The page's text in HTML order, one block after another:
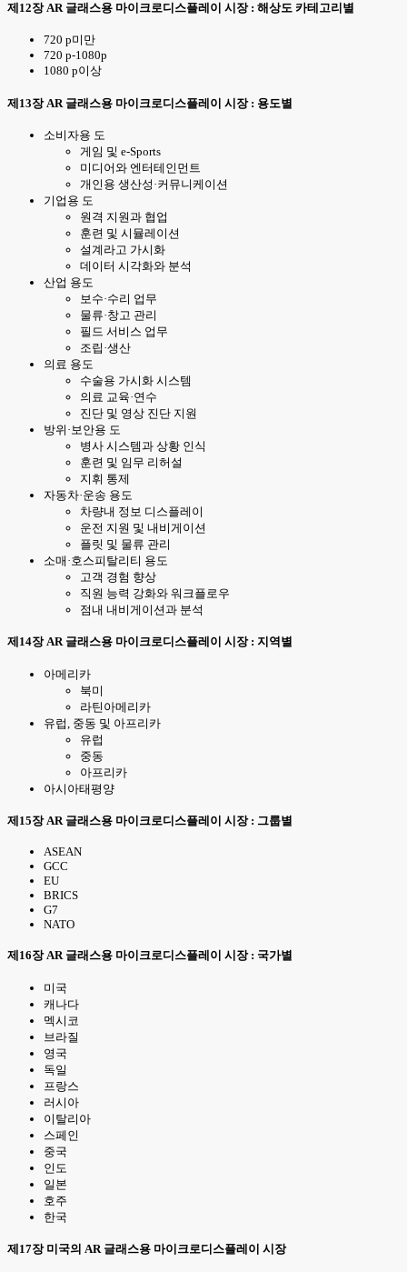
제12장 AR 글래스용 마이크로디스플레이 시장 : 해상도 카테고리별
720 p미만
720 p-1080p
1080 p이상
제13장 AR 글래스용 마이크로디스플레이 시장 : 용도별
소비자용 도
게임 및 e-Sports
미디어와 엔터테인먼트
개인용 생산성·커뮤니케이션
기업용 도
원격 지원과 협업
훈련 및 시뮬레이션
설계라고 가시화
데이터 시각화와 분석
산업 용도
보수·수리 업무
물류·창고 관리
필드 서비스 업무
조립·생산
의료 용도
수술용 가시화 시스템
의료 교육·연수
진단 및 영상 진단 지원
방위·보안용 도
병사 시스템과 상황 인식
훈련 및 임무 리허설
지휘 통제
자동차·운송 용도
차량내 정보 디스플레이
운전 지원 및 내비게이션
플릿 및 물류 관리
소매·호스피탈리티 용도
고객 경험 향상
직원 능력 강화와 워크플로우
점내 내비게이션과 분석
제14장 AR 글래스용 마이크로디스플레이 시장 : 지역별
아메리카
북미
라틴아메리카
유럽, 중동 및 아프리카
유럽
중동
아프리카
아시아태평양
제15장 AR 글래스용 마이크로디스플레이 시장 : 그룹별
ASEAN
GCC
EU
BRICS
G7
NATO
제16장 AR 글래스용 마이크로디스플레이 시장 : 국가별
미국
캐나다
멕시코
브라질
영국
독일
프랑스
러시아
이탈리아
스페인
중국
인도
일본
호주
한국
제17장 미국의 AR 글래스용 마이크로디스플레이 시장